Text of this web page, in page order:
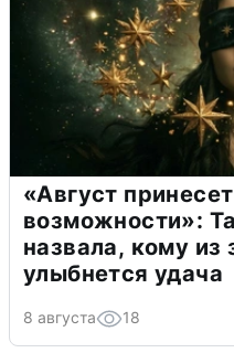
«Август
возможности»:
назвала, кому из
улыбнется удача
8 августа 18